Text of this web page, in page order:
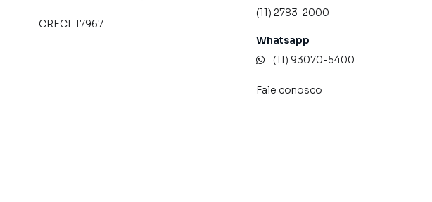
CRECI: 17967
(11) 2783-2000
Whatsapp
(11) 93070-5400
Fale conosco